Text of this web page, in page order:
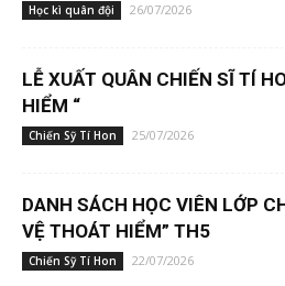
Học kì quân đội 26/07/2026
LỄ XUẤT QUÂN CHIẾN SĨ TÍ
HIỂM “
Chiến Sỹ Tí Hon 25/07/2026
DANH SÁCH HỌC VIÊN LỚP
VỆ THOÁT HIỂM” TH5
Chiến Sỹ Tí Hon 22/07/2026